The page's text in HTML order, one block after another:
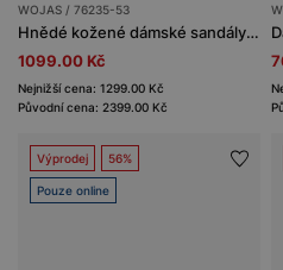
WOJAS / 76235-53
Hnědé kožené dámské sandály na ploché podrážce
1099.00 Kč
Nejnižší cena: 1299.00 Kč
Původní cena: 2399.00 Kč
Výprodej 56%
Pouze online